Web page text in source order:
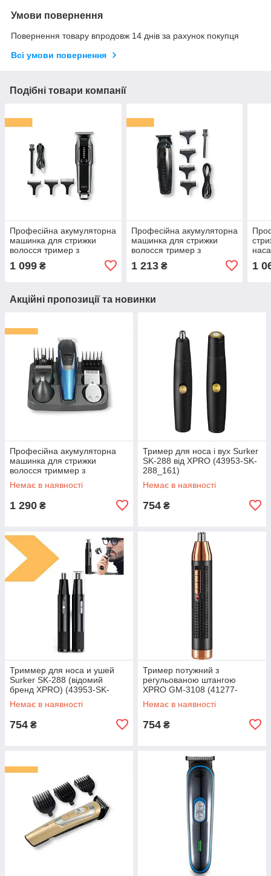
Умови повернення
Повернення товару впродовж 14 днів за рахунок покупця
Всі умови повернення
Подібні товари компанії
Професійна акумуляторна
машинка для стрижки
волосся тример з
насадками XRPO GM-659
чорна (40957-KM-659)
1 099 ₴
Професійна акумуляторна
машинка для стрижки
волосся тример з
1579 чорна (40959-KM-
1 213₴ 1
Акційні пропозиції та новинки
Професійна акумуляторна
машинка для стрижки
волосся триммер з
насадками XRPO V-172 синя
(V-172_501)
Немає в наявності
1 290 ₴
Тример для носа і вух Surker
SK-288 від XPRO (43953-SK-
288_161)
Немає в наявності
754 ₴
Триммер для носа и ушей
Surker SK-288 (відомий
бренд XPRO) (43953-SK-
288_158)
Немає в наявності
754 ₴
Тример потужний з
регульованою штангою
XPRO GM-3108 (41277-
3108_165)
Немає в наявності
754 ₴